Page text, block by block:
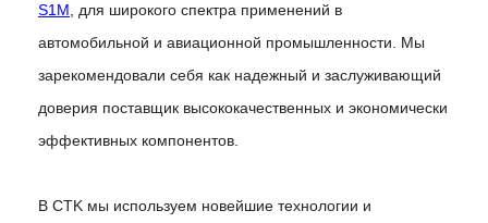
S1M , для широкого спектра применений в
автомобильной и авиационной промышленности. Мы
зарекомендовали себя как надежный и заслуживающий
доверия поставщик высококачественных и экономически
эффективных компонентов.
В CTK мы используем новейшие технологии и